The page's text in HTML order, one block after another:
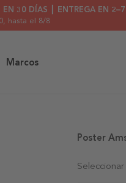
30 DÍAS ┃ ENTREGA EN
, hasta el 8/8
Marcos
Poster